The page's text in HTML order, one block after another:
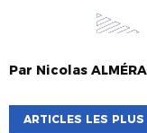
Par Nicolas
ARTICLES LES